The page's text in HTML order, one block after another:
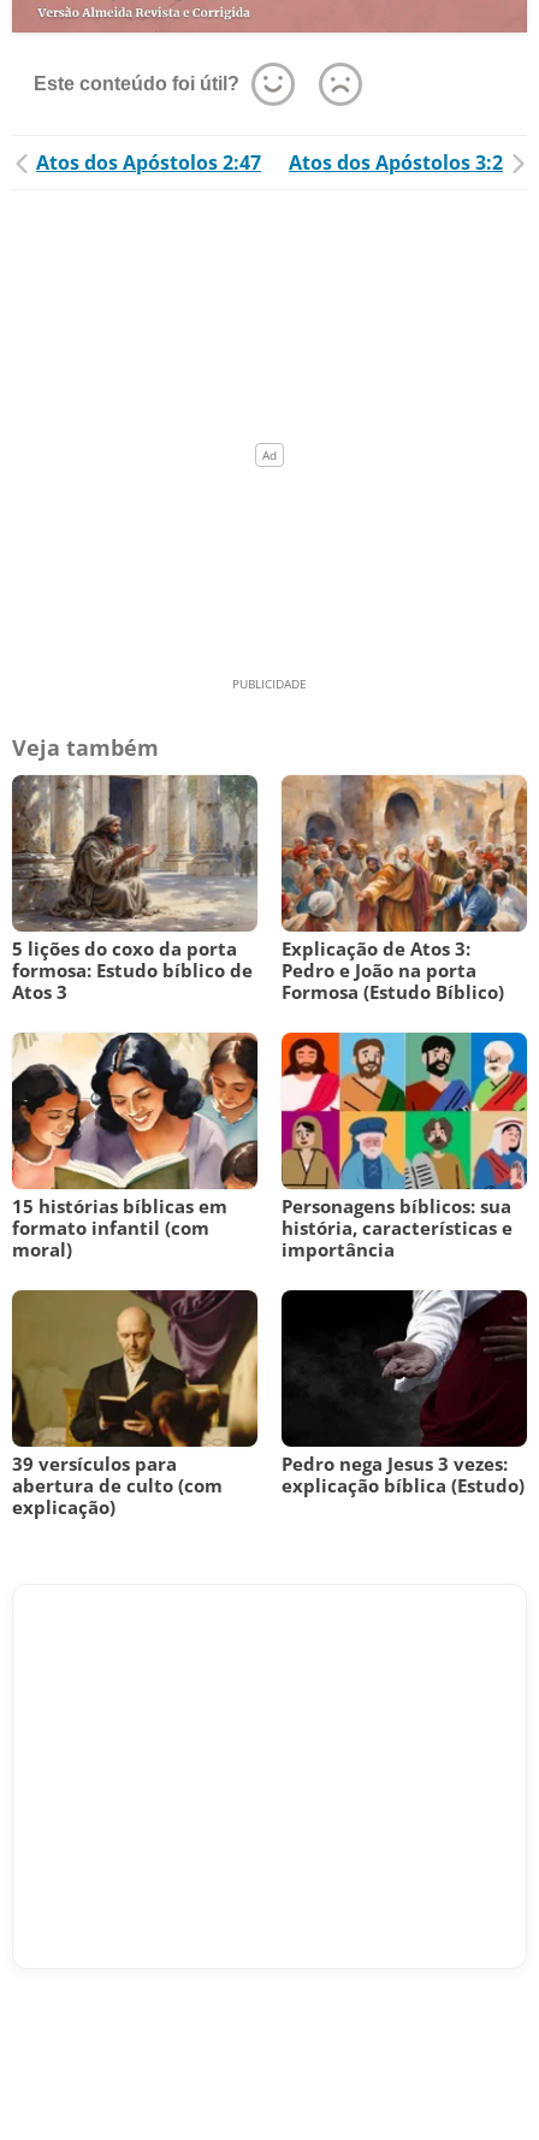
Este conteúdo foi útil?
Atos dos Apóstolos 2:47 Atos dos Apóstolos 3:2
Veja também
5 lições do coxo da porta
formosa: Estudo bíblico de
Atos 3
Explicação de Atos 3:
Pedro e João na porta
Formosa (Estudo Bíblico)
15 histórias bíblicas em
formato infantil (com
moral)
Personagens bíblicos: sua
história, características e
importância
39 versículos para
abertura de culto (com
explicação)
Pedro nega Jesus 3 vezes:
explicação bíblica (Estudo)